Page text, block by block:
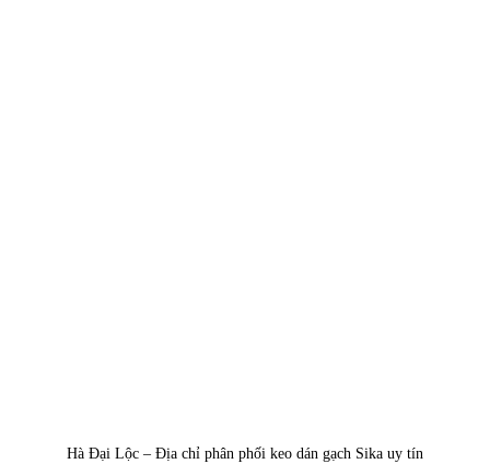
Hà Đại Lộc – Địa chỉ phân phối keo dán gạch Sika uy tín